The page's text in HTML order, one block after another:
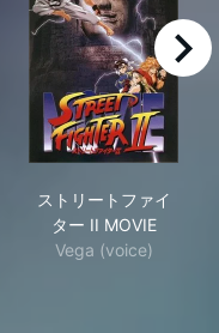
ストリートファイ
ター II MOVIE
Vega (voice)
right